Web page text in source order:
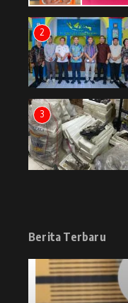
2
3
Berita Terbaru